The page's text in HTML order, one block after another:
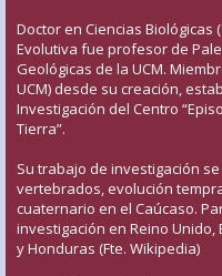
Doctor en Ciencias Biológicas
Evolutiva fue profesor de
Geológicas de la UCM.
UCM) desde su creación,
Investigación del Centro
Tierra”.
Su trabajo de investigación
vertebrados, evolución
cuaternario en el Caúcaso.
investigación en Reino Unido,
y Honduras (Fte. Wikipedia)